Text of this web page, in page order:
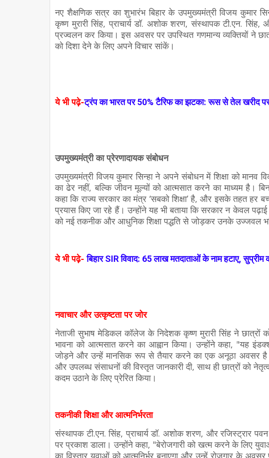
नए शैक्षणिक सत्र का शुभारंभ बिहार के उपमुख्यमंत्री विजय कुमार
कृष्ण मुरारी सिंह, प्राचार्य डॉ. अशोक शरण, संस्थापक टी.एन.
प्रज्वलन कर किया। इस अवसर पर उपस्थित गणमान्य व्यक्तियों ने
को दिशा देने के लिए अपने विचार सांकें।
ये भी पढ़े-ट्रंप का भारत पर 50% टैरिफ का झटका: रूस से तेल खरीद
उपमुख्यमंत्री का प्रेरणादायक संबोधन
उपमुख्यमंत्री विजय कुमार सिन्हा ने अपने संबोधन में शिक्षा को मानव
का ढेर नहीं, बल्कि जीवन मूल्यों को आत्मसात करने का माध्यम है।
कहा कि राज्य सरकार का मंत्र ‘सबको शिक्षा’ है, और इसके तहत हर
प्रयास किए जा रहे हैं। उन्होंने यह भी बताया कि सरकार न केवल पढ़ाई
को नई तकनीक और आधुनिक शिक्षा पद्धति से जोड़कर उनके उज्जवल
ये भी पढ़े- बिहार SIR विवाद: 65 लाख मतदाताओं के नाम हटाए, सुप्रीम
नवाचार और उत्कृष्टता पर जोर
नेताजी सुभाष मेडिकल कॉलेज के निदेशक कृष्ण मुरारी सिंह ने छात्रों
भावना को आत्मसात करने का आह्वान किया। उन्होंने कहा, "यह
जोड़ने और उन्हें मानसिक रूप से तैयार करने का एक अनूठा अवसर है।"
और उपलब्ध संसाधनों की विस्तृत जानकारी दी, साथ ही छात्रों को
कदम उठाने के लिए प्रेरित किया।
तकनीकी शिक्षा और आत्मनिर्भरता
संस्थापक टी.एन. सिंह, प्राचार्य डॉ. अशोक शरण, और रजिस्ट्रार
पर प्रकाश डाला। उन्होंने कहा, "बेरोजगारी को खत्म करने के लिए
का विस्तार युवाओं को आत्मनिर्भर बनाएगा और उन्हें रोजगार के अवसर